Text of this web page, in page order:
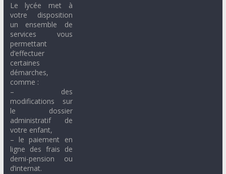
Le lycée met à
votre disposition
un ensemble de
services vous
permettant
d’effectuer
certaines
démarches,
comme :
– des
modifications sur
le dossier
administratif de
votre enfant,
– le paiement en
ligne des frais de
demi-pension ou
d’internat.